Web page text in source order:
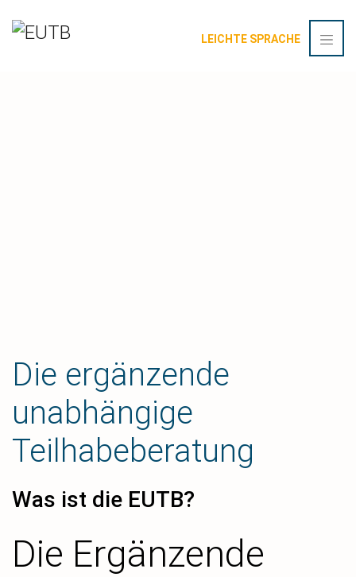
LEICHTE SPRACHE
Die ergänzende
unabhängige
Teilhabeberatung
Was ist die EUTB?
Die Ergänzende